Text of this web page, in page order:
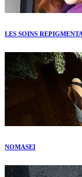
LES SOINS
NOMASEI